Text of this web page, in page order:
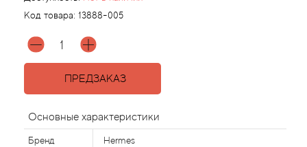
Код товара: 13888-005
ПРЕДЗАКАЗ
Основные характеристики
Бренд Hermes
Agonist
Aigner
Ajmal